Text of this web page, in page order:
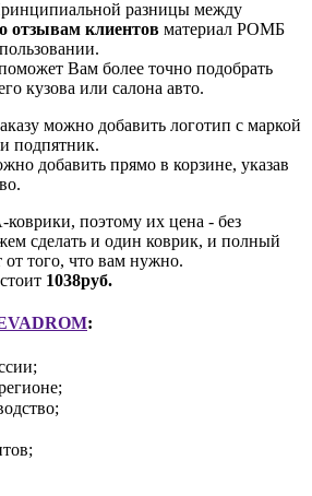
разницы между
отзывам клиентов материал РОМБ
Вам более точно подобрать
кузова или салона авто.
можно добавить логотип с маркой
подпятник.
добавить прямо в корзине, указав
коврики, поэтому их цена - без
сделать и один коврик, и полный
от того, что вам нужно.
1038руб.
: